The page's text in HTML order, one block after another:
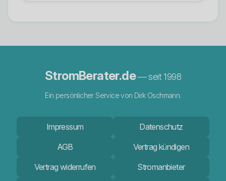
StromBerater.de— seit 1998
Ein persönlicher Service von Dirk Oschmann.
Impressum
Datenschutz
AGB
Vertrag kündigen
Vertrag widerrufen
Stromanbieter